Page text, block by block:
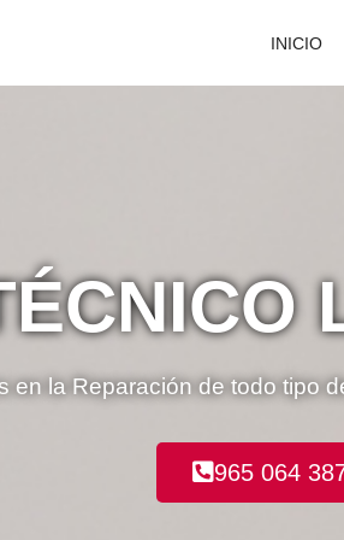
INICIO
en la Reparación de todo tipo
965 064